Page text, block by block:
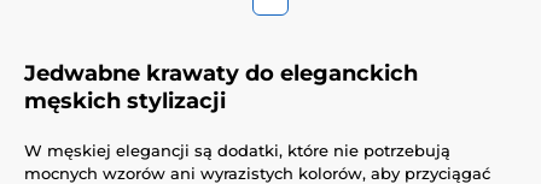
Jedwabne krawaty do eleganckich
męskich stylizacji
W męskiej elegancji są dodatki, które nie potrzebują
mocnych wzorów ani wyrazistych kolorów, aby przyciągać